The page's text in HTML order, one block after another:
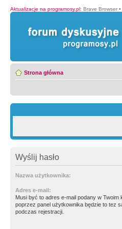
Aktualizacje na programosy.pl: Brave Browser •
Strona główna
Wyślij hasło
Nazwa użytkownika:
Adres e-mail:
Musi być to adres e-mail podany w Twoim
poprzez panel użytkownika będzie to tez
podczas rejestracji.